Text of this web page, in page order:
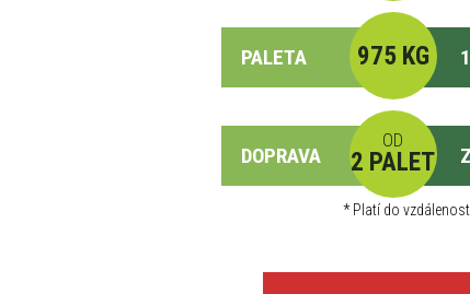
PALETA 975 KG
DOPRAVA
OD
2 PALET
*Platí do